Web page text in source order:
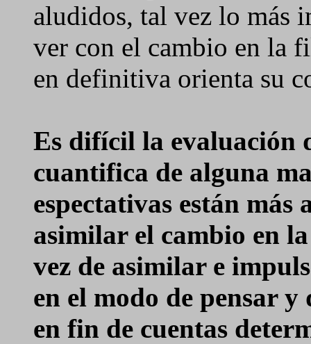
aludidos, tal vez lo más
ver con el cambio en la
en definitiva orienta su
Es difícil la evaluación
cuantifica de alguna
espectativas están más
asimilar el cambio en
vez de asimilar e
en el modo de pensar y
en fin de cuentas